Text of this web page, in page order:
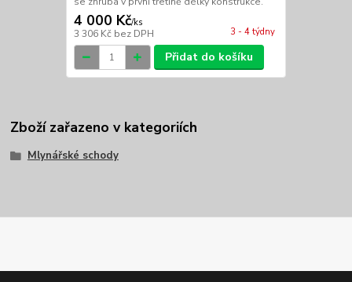
4 000 Kč/ks
3 306 Kč bez DPH 3 - 4 týdny
Přidat do košíku
Zboží zařazeno v kategoriích
Mlynářské schody